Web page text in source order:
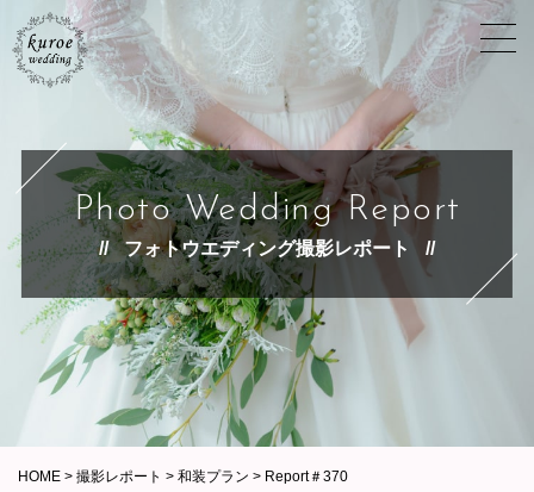
Photo Wedding Report
フォトウエディング撮影レポート
HOME > 撮影レポート > 和装プラン > Report＃370